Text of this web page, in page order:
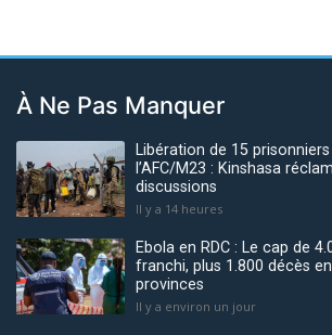
À Ne Pas Manquer
Libération de 15
l’AFC/M23 : Kinshasa
discussions
Il y a 14 heures
Ebola en RDC : Le cap de
franchi, plus 1.800 décès
provinces
Il y a environ un jour